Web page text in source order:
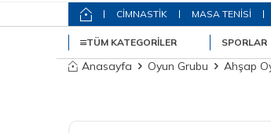
CİMNASTİK MASA TENİSİ
TÜM KATEGORILER SPORLAR
Anasayfa Oyun Grubu Ahşap